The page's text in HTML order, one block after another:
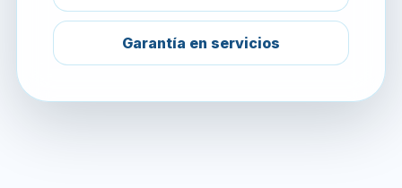
Garantía en servicios